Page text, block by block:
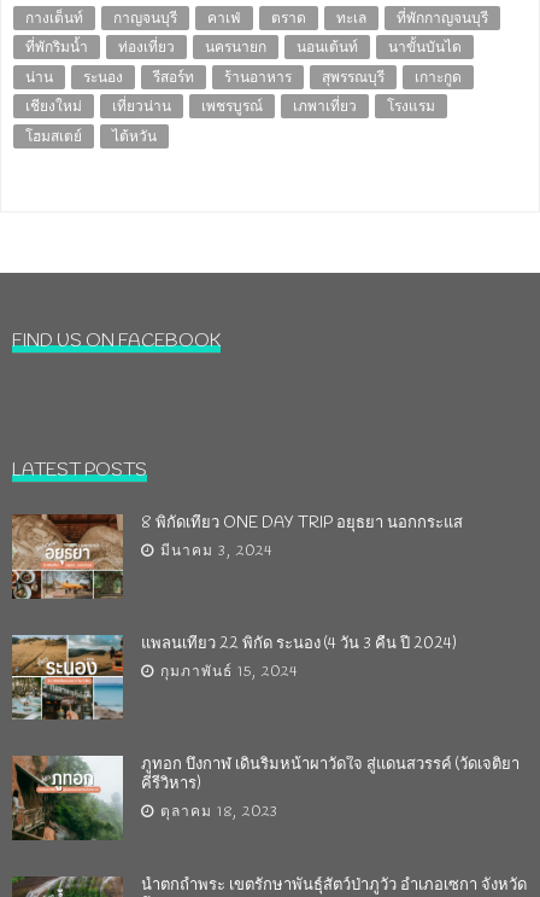
กางเต็นท์
กาญจนบุรี คาเฟ่ ตราด ทะเล
ที่พักกาญจนบุรี
ที่พักริมน้ำ
ท่องเที่ยว นครนายก นอนเต้นท์
นาขั้นบันได
น่าน
ระนอง รีสอร์ท ร้านอาหาร สุพรรณบุรี
เกาะกูด
เชียงใหม่
เที่ยวน่าน เพชรบูรณ์ เภพาเที่ยว
โรงแรม
โฮมสเตย์
ไต้หวัน
FIND US ON FACEBOOK
LATEST POSTS
8 พิกัดเที่ยว ONE DAY TRIP อยุธยา นอกกระแส
มีนาคม 3, 2024
แพลนเที่ยว 22 พิกัด ระนอง (4 วัน 3 คืน ปี 2024)
กุมภาพันธ์ 15, 2024
ภูทอก บึงกาฬ เดินริมหน้าผาวัดใจ สู่แดนสวรรค์ (วัดเจติยา
คีรีวิหาร)
ตุลาคม 18, 2023
น้ำตกถ้ำพระ เขตรักษาพันธุ์สัตว์ป่าภูวัว อำเภอเซกา จังหวัด